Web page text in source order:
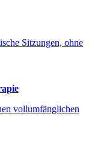
Sitzungen, ohne
vollumfänglichen